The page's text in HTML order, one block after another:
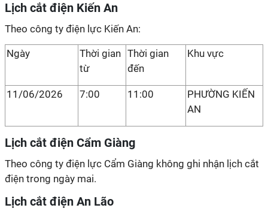
Lịch cắt điện Kiến An
Theo công ty điện lực Kiến An:
Ngày
Thời gian
từ
Thời gian
đến
Khu vực
11/06/2026 7:00 11:00
PHƯỜNG KIẾN
AN
Lịch cắt điện Cẩm Giàng
Theo công ty điện lực Cẩm Giàng không ghi nhận lịch cắt
điện trong ngày mai.
Lịch cắt điện An Lão